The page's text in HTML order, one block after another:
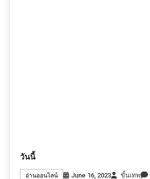
วันนี้
อ่านออนไลน์ June 16, 2023 ขั้นเทพ